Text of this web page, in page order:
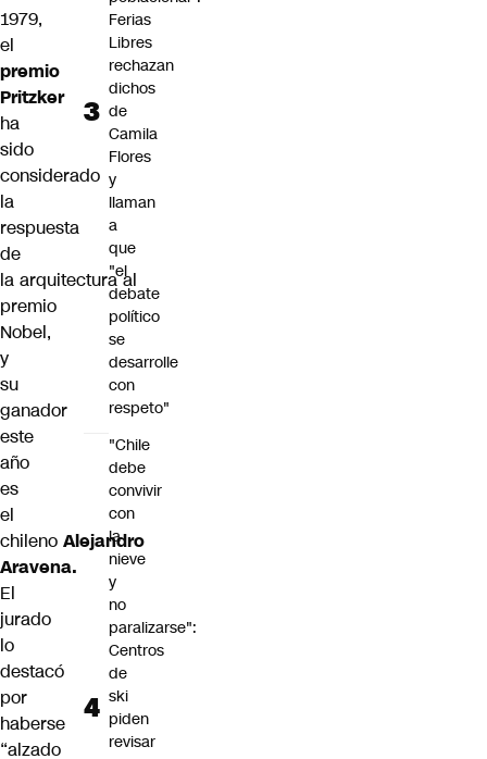
1979,
el
premio
Pritzker
ha
sido
considerado
la
respuesta
de
la arquitectura al
premio
Nobel,
y
su
ganador
este
año
es
el
chileno Alejandro
Aravena.
El
jurado
lo
destacó
por
haberse
“alzado
Ferias
Libres
rechazan
dichos
de
Camila
Flores
y
llaman
a
que
"el
debate
político
se
desarrolle
con
respeto"
"Chile
debe
convivir
con
la
nieve
y
no
paralizarse":
Centros
de
ski
piden
revisar